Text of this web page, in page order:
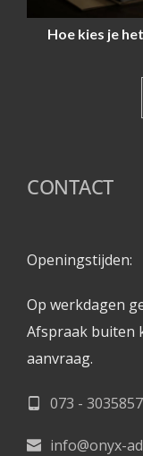
Hoe kies je
CONTACT
Openingstijden:
Op werkdagen
Afspraak buiten
aanvraag.
073 - 3035857
info@onyx-